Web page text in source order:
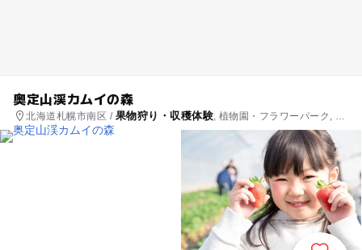
奥定山渓カムイの森
北海道札幌市南区 / 果物狩り・収穫体験 , 植物園・フラワーパーク, 釣
り, いちご狩り, 自然体験・アクティビティ